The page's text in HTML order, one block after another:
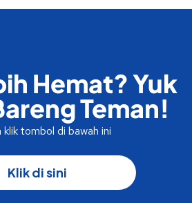
Hemat? Yuk
Teman!
klik tombol di bawah ini
Klik di sini